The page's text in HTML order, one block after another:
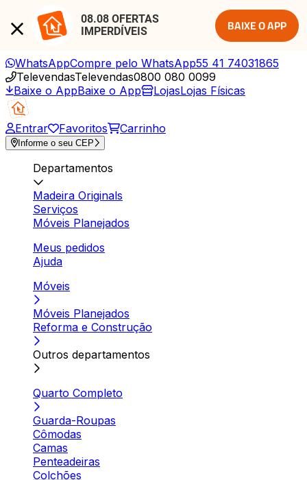
08.08 OFERTAS
IMPERDÍVEIS
BAIXE O APP
WhatsAppCompre pelo WhatsApp55 41 74031865
TelevendasTelevendas0800 080 0099
Baixe o AppBaixe o App LojasLojas Físicas
Entrar Favoritos Carrinho
Informe o seu CEP
Departamentos
Madeira Originals
Serviços
Móveis Planejados
Meus pedidos
Ajuda
Móveis
Móveis Planejados
Reforma e Construção
Outros departamentos
Quarto Completo
Guarda-Roupas
Cômodas
Camas
Penteadeiras
Colchões